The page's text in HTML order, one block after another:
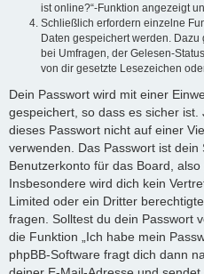
ist online?“-Funktion angezeigt
Schließlich erfordern einzelne
Daten gespeichert werden.
bei Umfragen, der Gelesen-
von dir gesetzte Lesezeichen
Dein Passwort wird mit einer
gespeichert, so dass es sicher
dieses Passwort nicht auf einer
verwenden. Das Passwort ist dein
Benutzerkonto für das Board,
Insbesondere wird dich kein
Limited oder ein Dritter
fragen. Solltest du dein Passwort
die Funktion „Ich habe mein
phpBB-Software fragt dich dann